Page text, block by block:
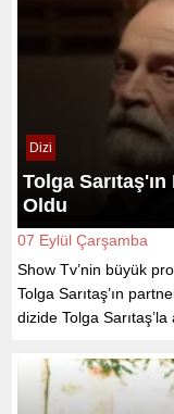
Dizi
Tolga
Oldu
07 Eylül Çarşamba
Show Tv’nin büyük
Tolga Sarıtaş’ın
dizide Tolga